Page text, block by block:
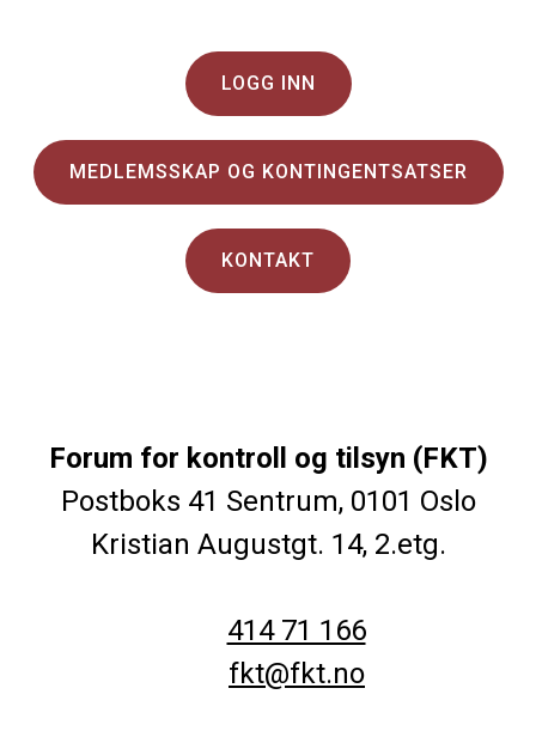
LOGG INN
MEDLEMSSKAP OG KONTINGENTSATSER
KONTAKT
Forum for kontroll og tilsyn (FKT)
Postboks 41 Sentrum, 0101 Oslo
Kristian Augustgt. 14, 2.etg.
414 71 166
fkt@fkt.no